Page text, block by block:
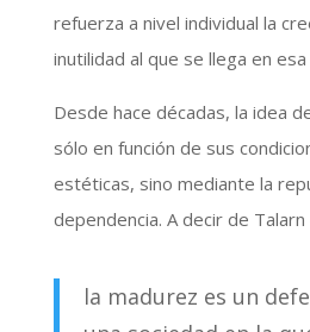
refuerza a nivel individual la
inutilidad al que se llega en esa
Desde hace décadas, la idea
sólo en función de sus
estéticas, sino mediante la
dependencia. A decir de
la madurez es un